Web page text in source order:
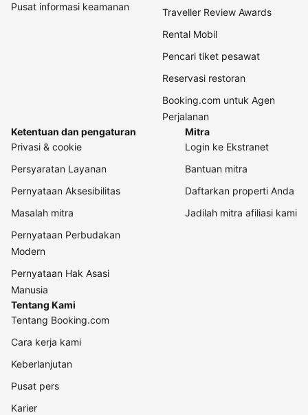
Pusat informasi keamanan
Traveller Review Awards
Rental Mobil
Pencari tiket pesawat
Reservasi restoran
Booking.com untuk Agen
Perjalanan
Ketentuan dan pengaturan
Privasi & cookie
Persyaratan Layanan
Pernyataan Aksesibilitas
Masalah mitra
Pernyataan Perbudakan
Modern
Pernyataan Hak Asasi
Manusia
Mitra
Login ke Ekstranet
Bantuan mitra
Daftarkan properti Anda
Jadilah mitra afiliasi kami
Tentang Kami
Tentang Booking.com
Cara kerja kami
Keberlanjutan
Pusat pers
Karier